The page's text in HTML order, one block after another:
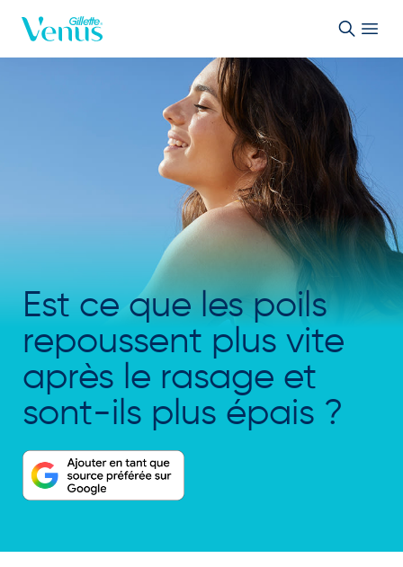
Est ce que les poils
repoussent plus vite
après le rasage et
sont-ils plus épais ?